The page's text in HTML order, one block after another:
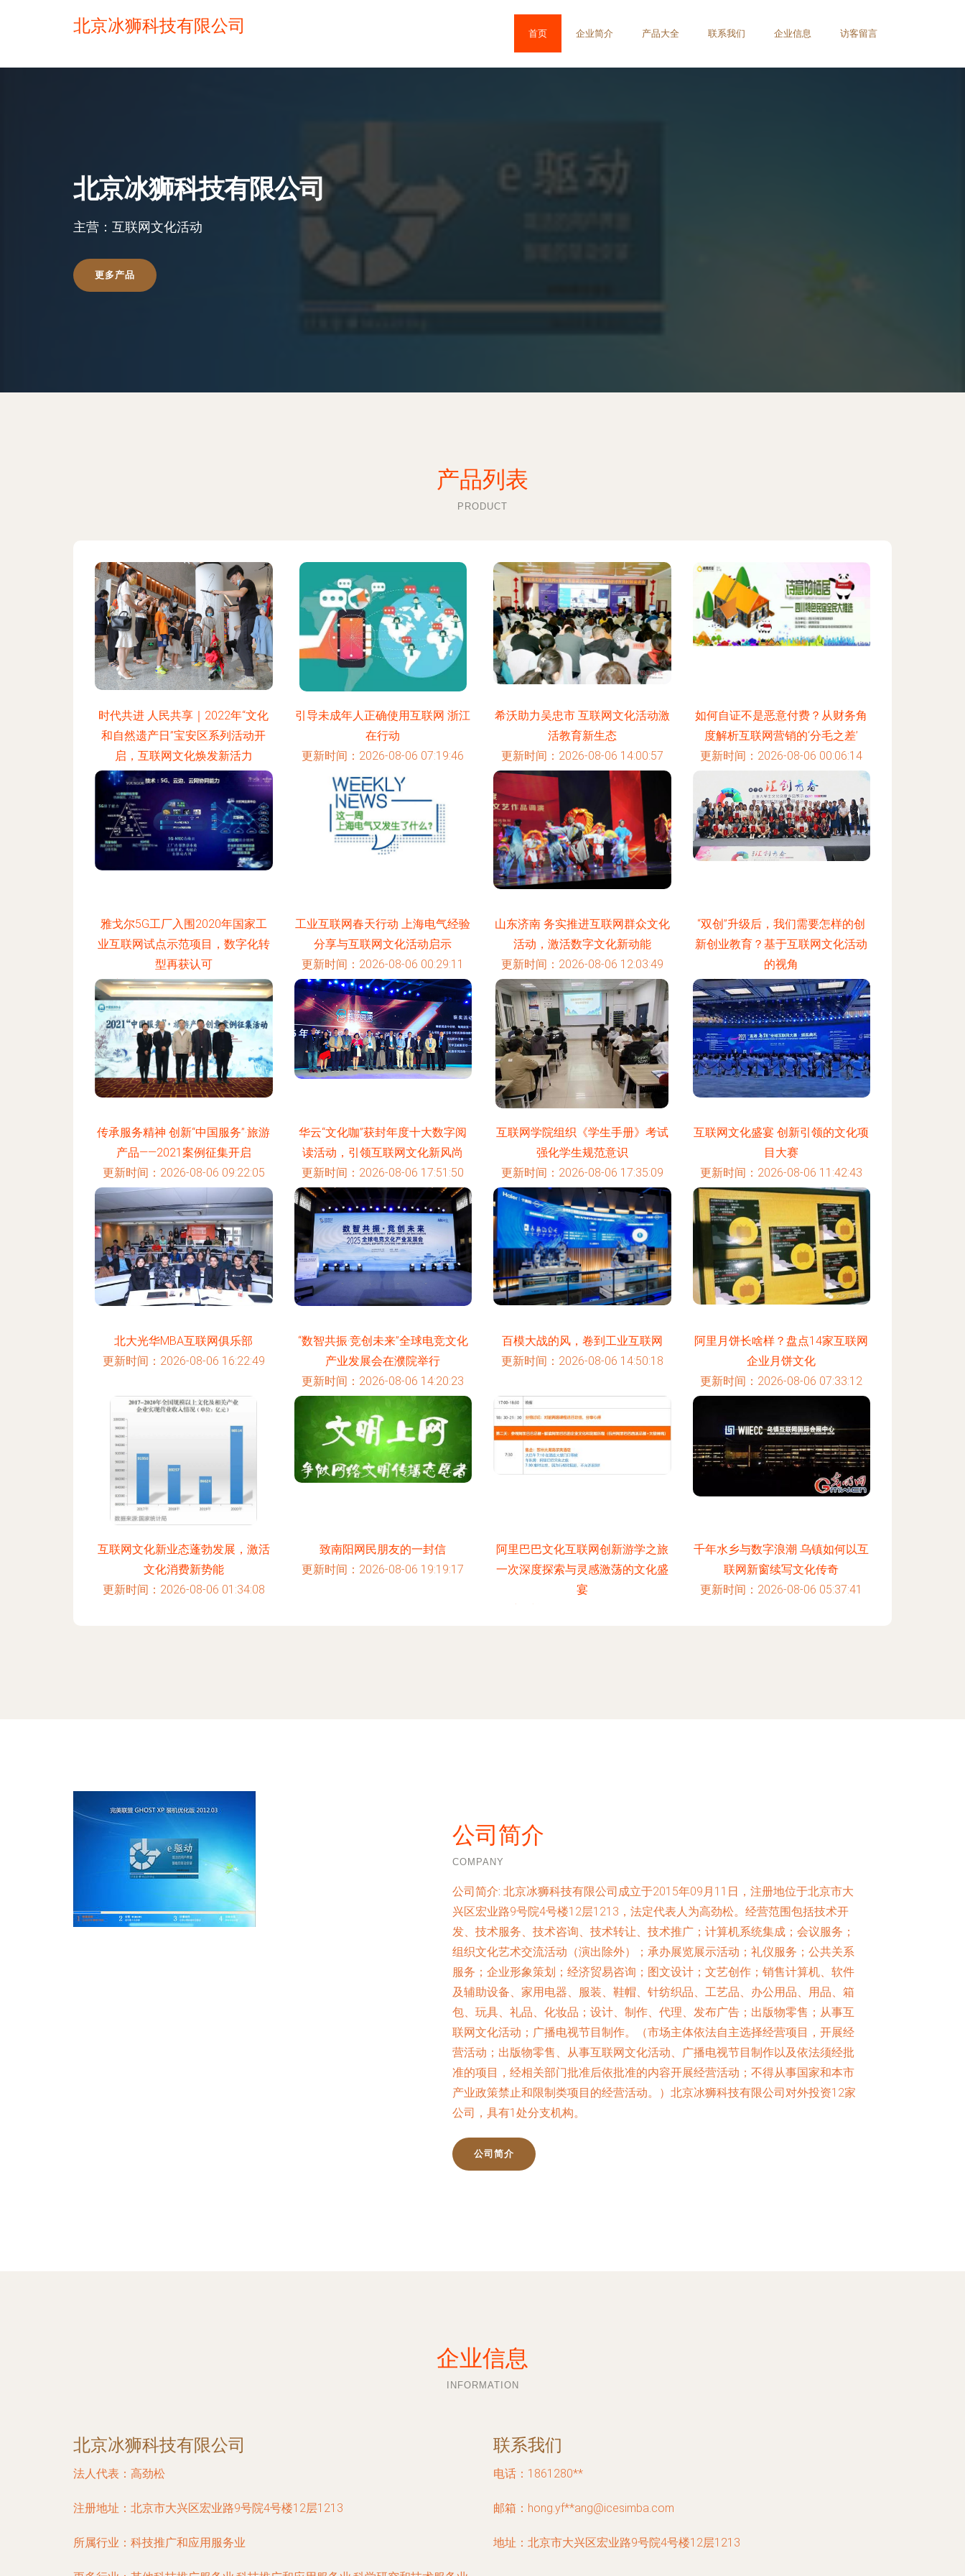
北京冰狮科技有限公司 首页 企业简介 产品大全 联系我们 企业信息 访客留言
北京冰狮科技有限公司
主营：互联网文化活动
更多产品
产品列表
PRODUCT
时代共进 人民共享｜2022年“文化
和自然遗产日”宝安区系列活动开
启，互联网文化焕发新活力
更新时间：2026-08-06 18:14:40
引导未成年人正确使用互联网 浙江
在行动
更新时间：2026-08-06 07:19:46
希沃助力吴忠市 互联网文化活动激
活教育新生态
更新时间：2026-08-06 14:00:57
如何自证不是恶意付费？从财务角
度解析互联网营销的‘分毛之差’
更新时间：2026-08-06 00:06:14
雅戈尔5G工厂入围2020年国家工
业互联网试点示范项目，数字化转
型再获认可
更新时间：2026-08-06 03:35:24
工业互联网春天行动 上海电气经验
分享与互联网文化活动启示
更新时间：2026-08-06 00:29:11
山东济南 务实推进互联网群众文化
活动，激活数字文化新动能
更新时间：2026-08-06 12:03:49
“双创”升级后，我们需要怎样的创
新创业教育？基于互联网文化活动
的视角
更新时间：2026-08-06 20:16:27
传承服务精神 创新“中国服务”·旅游
产品——2021案例征集开启
更新时间：2026-08-06 09:22:05
华云“文化咖”获封年度十大数字阅
读活动，引领互联网文化新风尚
更新时间：2026-08-06 17:51:50
互联网学院组织《学生手册》考试
强化学生规范意识
更新时间：2026-08-06 17:35:09
互联网文化盛宴 创新引领的文化项
目大赛
更新时间：2026-08-06 11:42:43
北大光华MBA互联网俱乐部
更新时间：2026-08-06 16:22:49
“数智共振·竞创未来”全球电竞文化
产业发展会在濮院举行
更新时间：2026-08-06 14:20:23
百模大战的风，卷到工业互联网
更新时间：2026-08-06 14:50:18
阿里月饼长啥样？盘点14家互联网
企业月饼文化
更新时间：2026-08-06 07:33:12
互联网文化新业态蓬勃发展，激活
文化消费新势能
更新时间：2026-08-06 01:34:08
致南阳网民朋友的一封信
更新时间：2026-08-06 19:19:17
阿里巴巴文化互联网创新游学之旅
一次深度探索与灵感激荡的文化盛
宴
千年水乡与数字浪潮 乌镇如何以互
联网新窗续写文化传奇
更新时间：2026-08-06 05:37:41
公司简介
COMPANY
公司简介: 北京冰狮科技有限公司成立于2015年09月11日，注册地位于北京市大
兴区宏业路9号院4号楼12层1213，法定代表人为高劲松。经营范围包括技术开
发、技术服务、技术咨询、技术转让、技术推广；计算机系统集成；会议服务；
组织文化艺术交流活动（演出除外）；承办展览展示活动；礼仪服务；公共关系
服务；企业形象策划；经济贸易咨询；图文设计；文艺创作；销售计算机、软件
及辅助设备、家用电器、服装、鞋帽、针纺织品、工艺品、办公用品、用品、箱
包、玩具、礼品、化妆品；设计、制作、代理、发布广告；出版物零售；从事互
联网文化活动；广播电视节目制作。（市场主体依法自主选择经营项目，开展经
营活动；出版物零售、从事互联网文化活动、广播电视节目制作以及依法须经批
准的项目，经相关部门批准后依批准的内容开展经营活动；不得从事国家和本市
产业政策禁止和限制类项目的经营活动。）北京冰狮科技有限公司对外投资12家
公司，具有1处分支机构。
公司简介
企业信息
INFORMATION
北京冰狮科技有限公司
法人代表： 高劲松
注册地址： 北京市大兴区宏业路9号院4号楼12层1213
所属行业： 科技推广和应用服务业
联系我们
电话：1861280**
邮箱：hong.yf**ang@icesimba.com
地址：北京市大兴区宏业路9号院4号楼12层1213